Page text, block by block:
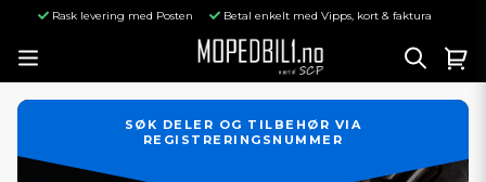
Rask levering med Posten Betal enkelt med Vipps, kort & faktura
SØK DELER OG TILBEHØR VIA
REGISTRERINGSNUMMER